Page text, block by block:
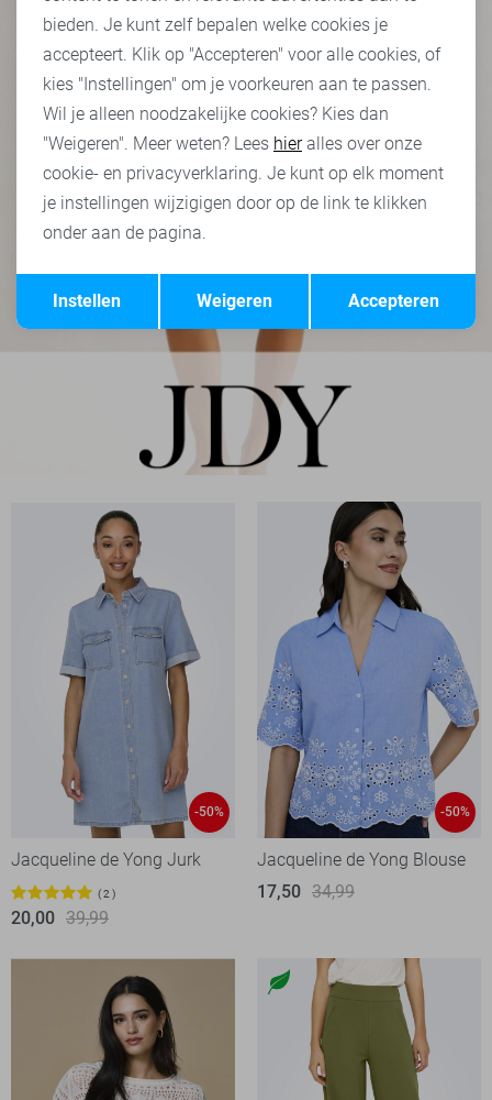
-50%
Jacqueline de Yong Jurk
2
20,00 39,99
-50%
Jacqueline de Yong Blouse
17,50 34,99
Terug Opslaan
bieden. Je kunt zelf bepalen welke cookies je
accepteert. Klik op "Accepteren" voor alle cookies, of
kies "Instellingen" om je voorkeuren aan te passen.
Wil je alleen noodzakelijke cookies? Kies dan
"Weigeren". Meer weten? Lees hieralles over onze
cookie- en privacyverklaring. Je kunt op elk moment
je instellingen wijzigigen door op de link te klikken
onder aan de pagina.
Accepteren
Weigeren
Instellen